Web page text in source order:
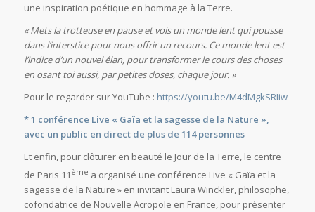
une inspiration poétique en hommage à la Terre.
« Mets la trotteuse en pause et vois un monde lent qui pousse
dans l’interstice pour nous offrir un recours. Ce monde lent est
l’indice d’un nouvel élan, pour transformer le cours des choses
en osant toi aussi, par petites doses, chaque jour. »
Pour le regarder sur YouTube : https://youtu.be/M4dMgkSRIiw
* 1 conférence Live « Gaïa et la sagesse de la Nature »,
avec un public en direct de plus de 114 personnes
Et enfin, pour clôturer en beauté le Jour de la Terre, le centre
de Paris 11 ème a organisé une conférence Live « Gaïa et la
sagesse de la Nature » en invitant Laura Winckler, philosophe,
cofondatrice de Nouvelle Acropole en France, pour présenter